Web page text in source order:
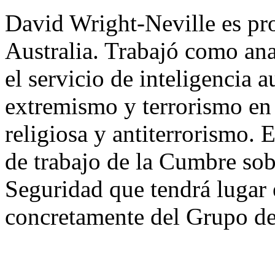
David Wright-Neville es
Australia. Trabajó como
el servicio de inteligencia
extremismo y terrorismo
religiosa y antiterrorismo.
de trabajo de la Cumbre
Seguridad que tendrá
concretamente del Grupo